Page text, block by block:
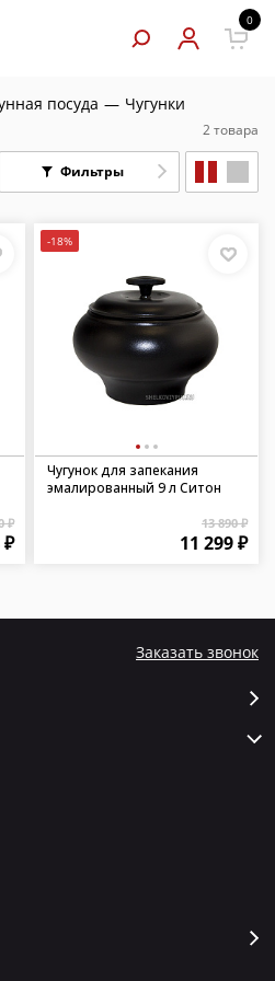
0
посуда — Чугунки
2 товара
Фильтры
₽
₽
-18%
Чугунок для запекания
эмалированный 9 л Ситон
13 890 ₽
11 299 ₽
Заказать звонок